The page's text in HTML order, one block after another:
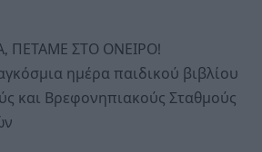
ΠΕΤΑΜΕ ΣΤΟ ΟΝΕΙΡΟ!
ημέρα παιδικού βιβλίου
και Βρεφονηπιακούς Σταθμούς